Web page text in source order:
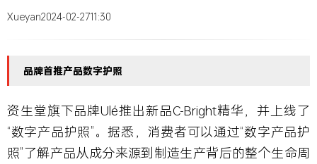
Xueyan2024-02-2711:30
品牌首推产品数字护照
资生堂旗下品牌Ulé推出新品C-Bright精华，并上线了
“数字产品护照”。据悉，消费者可以通过“数字产品护
照”了解产品从成分来源到制造生产背后的整个生命周